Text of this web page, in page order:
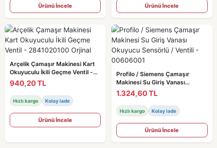
Ürünü İncele Ürünü İncele
Arçelik Çamaşır Makinesi Kart
Okuyuculu İkili Geçme Ventil -
2841020100 Orjinal
940,20 TL
Hızlı kargo Kolay iade
Ürünü İncele
Profilo / Siemens Çamaşır
Makinesi Su Giriş Vanası
Okuyucu Sensörlü / Ventili -
00606001
1.324,60 TL
Hızlı kargo Kolay iade
Ürünü İncele